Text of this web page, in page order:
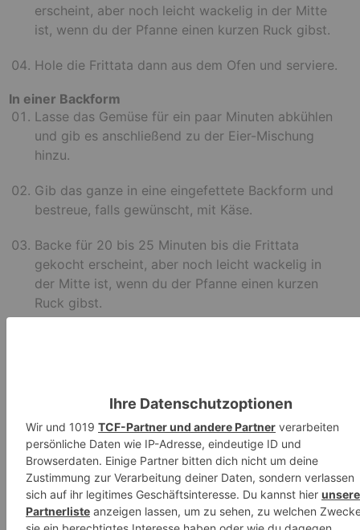
erscheint, aber noch leicht wackelig in der Mitte
ist, wenn du der Pfanne einen kurzen Ruck gibst.
Hole die Frittata dann aus dem Ofen und serviere.
In einer Backform
Lasse das Gemüse für ein paar Minuten abkühlen
und gib es anschließend zu der Eier-Mischung
hinzu.
Gib das ganze in eine eingefettete Backform und
bestreue, falls gewünscht, mit Käse.
Backe für 20 bis 25 Minuten bis die Frittata
gekocht erscheint, aber noch leicht wackelig in
der Mitte ist, wenn du der Pfanne einen kurzen
Ruck gibst.
Karotten, Paprika, Frühlingszwiebeln und
Ziegenkäse
Brokkoli, Cheddar und Frühlingszwiebeln
Pilze, Rucola und Ziegenkäse
Kirschtomaten, Zucchini, Mozzarella und Basilikum